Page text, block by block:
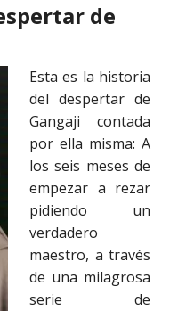
de
Esta es la historia
del despertar de
Gangaji contada
por ella misma: A
los seis meses de
empezar a rezar
pidiendo un
verdadero
maestro, a través
de una milagrosa
serie de